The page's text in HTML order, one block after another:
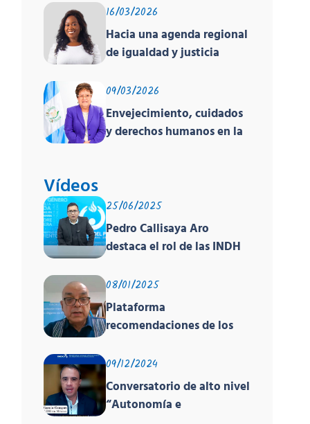
un contexto
deshumanizante y cruel
16/03/2026
Hacia una agenda regional
de igualdad y justicia
09/03/2026
Envejecimiento, cuidados
y derechos humanos en la
Vídeos
25/06/2025
Pedro Callisaya Aro
destaca el rol de las INDH
global sobre derechos
humanos organizado por
PNUD, la OACNUDH y la
08/01/2025
Plataforma
recomendaciones de los
el EPU
09/12/2024
Conversatorio de alto nivel
“Autonomía e